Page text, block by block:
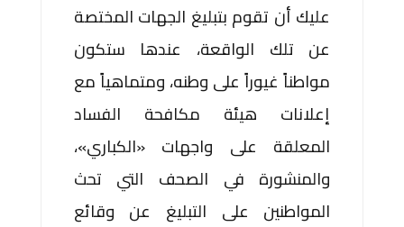
عليك أن تقوم بتبليغ الجهات المختصة
عن تلك الواقعة، عندها ستكون
مواطناً غيوراً على وطنه، ومتماهياً مع
إعلانات هيئة مكافحة الفساد
المعلقة على واجهات «الكباري»،
والمنشورة في الصحف التي تحث
المواطنين على التبليغ عن وقائع